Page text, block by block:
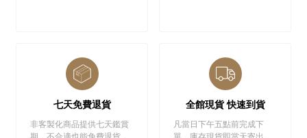
七天免費退貨
非客製化商品提供七天鑑賞
全館現貨 快速到貨
凡當日下午五點前完成下